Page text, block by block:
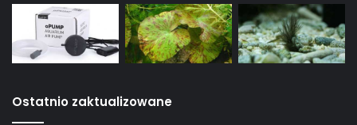
Ostatnio zaktualizowane